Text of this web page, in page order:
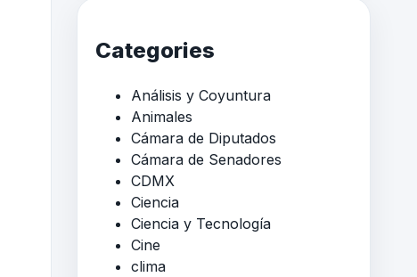
Categories
Análisis y Coyuntura
Animales
Cámara de Diputados
Cámara de Senadores
CDMX
Ciencia
Ciencia y Tecnología
Cine
clima